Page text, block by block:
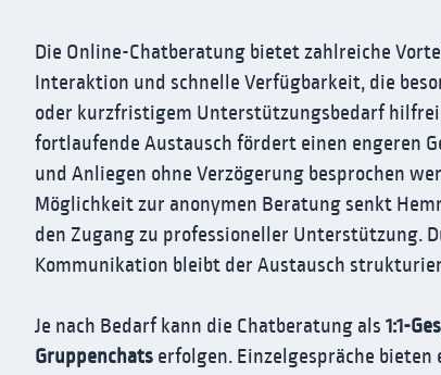
Die Online-Chatberatung bietet zahlreiche
Interaktion und schnelle Verfügbarkeit, die
oder kurzfristigem Unterstützungsbedarf
fortlaufende Austausch fördert einen engeren
und Anliegen ohne Verzögerung besprochen
Möglichkeit zur anonymen Beratung senkt
den Zugang zu professioneller Unterstützung.
Kommunikation bleibt der Austausch
Je nach Bedarf kann die Chatberatung als 1:1-
Gruppenchats erfolgen. Einzelgespräche bieten